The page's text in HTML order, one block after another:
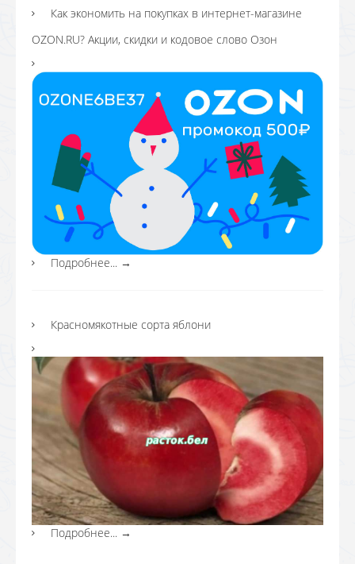
Как экономить на покупках в интернет-магазине
OZON.RU? Акции, скидки и кодовое слово Озон
Подробнее... →
Красномякотные сорта яблони
Подробнее... →